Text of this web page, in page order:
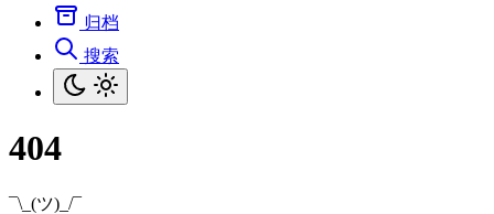
归档
搜索
404
¯\_(ツ)_/¯